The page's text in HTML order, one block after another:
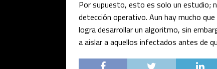
Por supuesto, esto es solo un estudio;
detección operativo. Aun hay mucho
logra desarrollar un algoritmo, sin
a aislar a aquellos infectados antes de